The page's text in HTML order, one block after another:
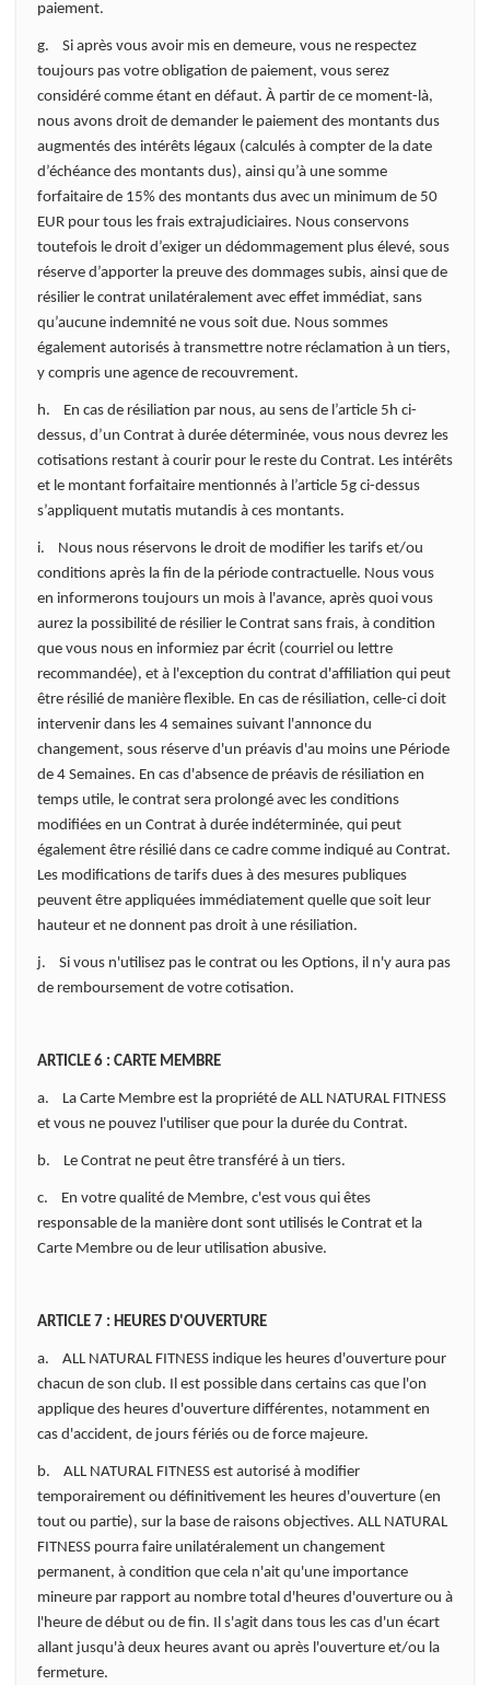
paiement.
g. Si après vous avoir mis en demeure, vous ne respectez
toujours pas votre obligation de paiement, vous serez
considéré comme étant en défaut. À partir de ce moment-là,
nous avons droit de demander le paiement des montants dus
augmentés des intérêts légaux (calculés à compter de la date
d’échéance des montants dus), ainsi qu’à une somme
forfaitaire de 15% des montants dus avec un minimum de 50
EUR pour tous les frais extrajudiciaires. Nous conservons
toutefois le droit d’exiger un dédommagement plus élevé, sous
réserve d’apporter la preuve des dommages subis, ainsi que de
résilier le contrat unilatéralement avec effet immédiat, sans
qu’aucune indemnité ne vous soit due. Nous sommes
également autorisés à transmettre notre réclamation à un tiers,
y compris une agence de recouvrement.
h. En cas de résiliation par nous, au sens de l’article 5h ci-
dessus, d’un Contrat à durée déterminée, vous nous devrez les
cotisations restant à courir pour le reste du Contrat. Les intérêts
et le montant forfaitaire mentionnés à l’article 5g ci-dessus
s’appliquent mutatis mutandis à ces montants.
i. Nous nous réservons le droit de modifier les tarifs et/ou
conditions après la fin de la période contractuelle. Nous vous
en informerons toujours un mois à l'avance, après quoi vous
aurez la possibilité de résilier le Contrat sans frais, à condition
que vous nous en informiez par écrit (courriel ou lettre
recommandée), et à l'exception du contrat d'affiliation qui peut
être résilié de manière flexible. En cas de résiliation, celle-ci doit
intervenir dans les 4 semaines suivant l'annonce du
changement, sous réserve d'un préavis d'au moins une Période
de 4 Semaines. En cas d'absence de préavis de résiliation en
temps utile, le contrat sera prolongé avec les conditions
modifiées en un Contrat à durée indéterminée, qui peut
également être résilié dans ce cadre comme indiqué au Contrat.
Les modifications de tarifs dues à des mesures publiques
peuvent être appliquées immédiatement quelle que soit leur
hauteur et ne donnent pas droit à une résiliation.
j. Si vous n'utilisez pas le contrat ou les Options, il n'y aura pas
de remboursement de votre cotisation.
ARTICLE 6 : CARTE MEMBRE
a. La Carte Membre est la propriété de ALL NATURAL FITNESS
et vous ne pouvez l'utiliser que pour la durée du Contrat.
b. Le Contrat ne peut être transféré à un tiers.
c. En votre qualité de Membre, c'est vous qui êtes
responsable de la manière dont sont utilisés le Contrat et la
Carte Membre ou de leur utilisation abusive.
ARTICLE 7 : HEURES D'OUVERTURE
a. ALL NATURAL FITNESS indique les heures d'ouverture pour
chacun de son club. Il est possible dans certains cas que l'on
applique des heures d'ouverture différentes, notamment en
cas d'accident, de jours fériés ou de force majeure.
b. ALL NATURAL FITNESS est autorisé à modifier
temporairement ou définitivement les heures d'ouverture (en
tout ou partie), sur la base de raisons objectives. ALL NATURAL
FITNESS pourra faire unilatéralement un changement
permanent, à condition que cela n'ait qu'une importance
mineure par rapport au nombre total d'heures d'ouverture ou à
l'heure de début ou de fin. Il s'agit dans tous les cas d'un écart
allant jusqu'à deux heures avant ou après l'ouverture et/ou la
fermeture.